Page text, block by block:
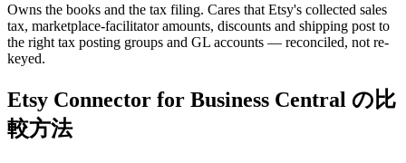
Owns the books and the tax filing. Cares that Etsy's collected sales
tax, marketplace-facilitator amounts, discounts and shipping post to
the right tax posting groups and GL accounts — reconciled, not re-
keyed.
Etsy Connector for Business Central の比
較方法